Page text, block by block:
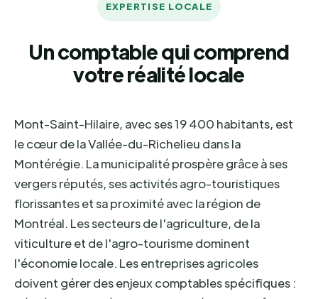
EXPERTISE LOCALE
Un comptable qui comprend
votre réalité locale
Mont-Saint-Hilaire, avec ses 19 400 habitants, est
le cœur de la Vallée-du-Richelieu dans la
Montérégie. La municipalité prospère grâce à ses
vergers réputés, ses activités agro-touristiques
florissantes et sa proximité avec la région de
Montréal. Les secteurs de l'agriculture, de la
viticulture et de l'agro-tourisme dominent
l'économie locale. Les entreprises agricoles
doivent gérer des enjeux comptables spécifiques :